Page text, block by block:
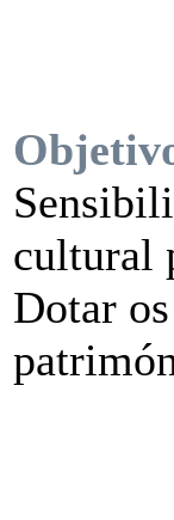
cultural
Dotar